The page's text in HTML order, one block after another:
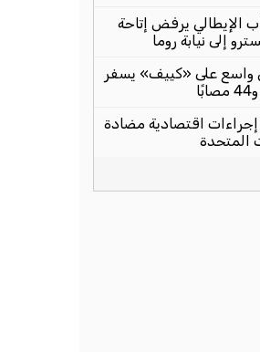
الإيطالي يرفض إتاحة
إلى نيابة روما
على «كييف» يسفر
اقتصادية مضادة
المتحدة